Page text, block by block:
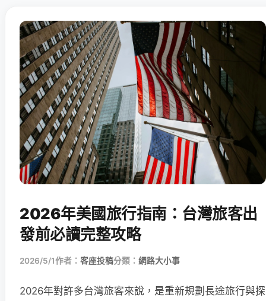
2026年美國旅行指南：台灣旅客出
發前必讀完整攻略
2026/5/1作者： 客座投稿分類： 網路大小事
2026年對許多台灣旅客來說，是重新規劃長途旅行與探